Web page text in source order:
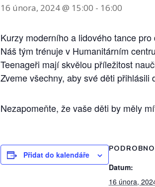
16 února, 2024 @ 15:00 - 16:00
Kurzy moderního a lidového tance
Náš tým trénuje v Humanitárním
Teenageři mají skvělou příležitost
Zveme všechny, aby své děti
Nezapomeňte, že vaše děti by měly
Přidat do kalendáře
Datum:
16 února,